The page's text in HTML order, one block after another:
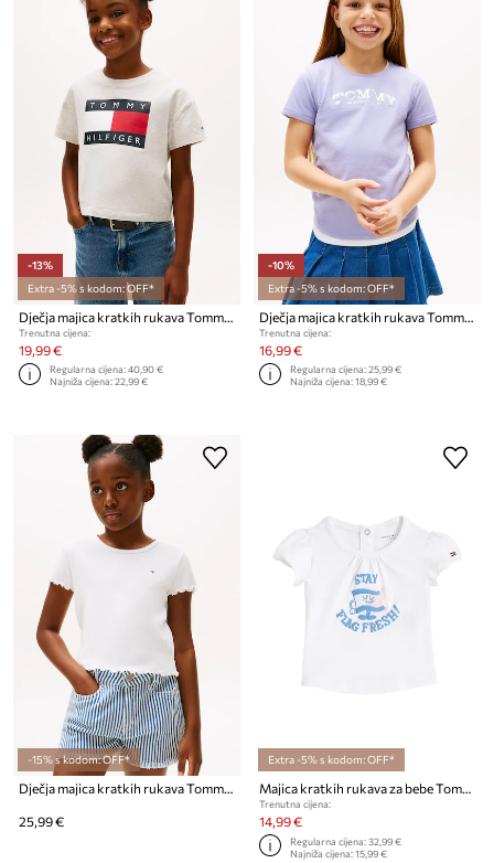
-13%
Extra -5% s kodom: OFF*
Trenutna cijena:
19,99 €
Regularna cijena:40,90 €
Najniža cijena:22,99 €
-10%
Extra -5% s kodom: OFF*
Trenutna cijena:
16,99 €
Regularna cijena:25,99 €
Najniža cijena:18,99 €
-15% s kodom: OFF*
Dječja majica kratkih rukava Tommy Hilfiger
25,99 €
Extra -5% s kodom: OFF*
Majica kratkih rukava za bebe Tommy Hilfiger
Trenutna cijena:
14,99 €
Regularna cijena:32,99 €
Najniža cijena:15,99 €